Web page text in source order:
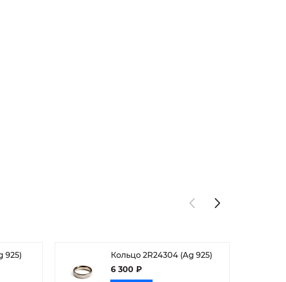
925)
Кольцо 2R24304 (Ag 925)
6 300 ₽